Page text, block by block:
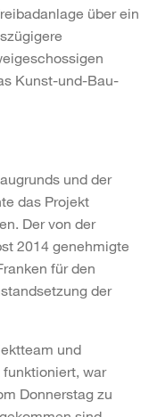
über ein
Kunst-und-Bau-
und der
das Projekt
Der von der
2014 genehmigte
für den
der
und
war
Donnerstag zu